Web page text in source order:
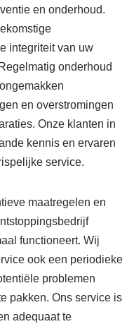
en onderhoud.
integriteit van uw
onderhoud
en overstromingen
Onze klanten in
kennis en ervaren
service.
maatregelen en
functioneert. Wij
ook een periodieke
problemen
pakken. Ons service is
adequaat te